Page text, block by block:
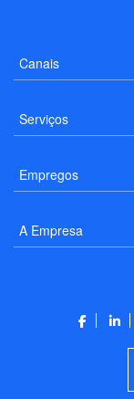
Canais
Serviços
Empregos
A Empresa